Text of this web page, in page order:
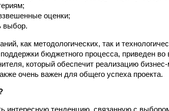
оценки;
выбор.
как методологических, так и
бюджетного процесса, приведен
который обеспечит реализацию
очень важен для общего успеха проекта.